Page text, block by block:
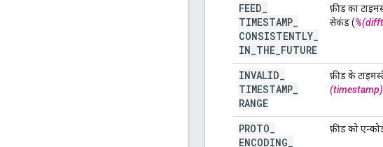
FEED
TIMESTAMP
CONSISTENTLY
IN THE FUTURE
फ़ीड का
सेकंड (
INVALID
TIMESTAMP
RANGE
फ़ीड के
(timestamp)
PROTO
ENCODING
फ़ीड को